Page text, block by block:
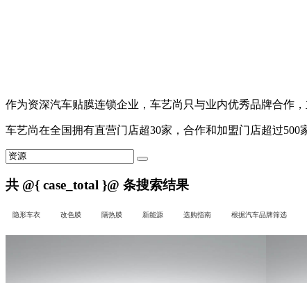
作为资深汽车贴膜连锁企业， 车艺尚 只与业内优秀品牌合作
车艺尚在全国拥有直营门店超30家，合作和加盟门店超过500
共 @{ case_total }@ 条搜索结果
隐形车衣 改色膜 隔热膜 新能源 选购指南 根据汽车品牌筛选